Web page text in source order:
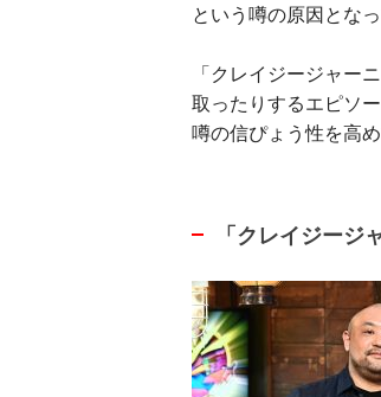
という噂の原因となっ
「クレイジージャー
取ったりするエピソ
噂の信ぴょう性を高
「クレイジー